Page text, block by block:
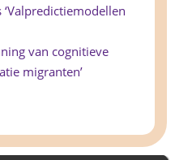
van cognitieve
migranten’